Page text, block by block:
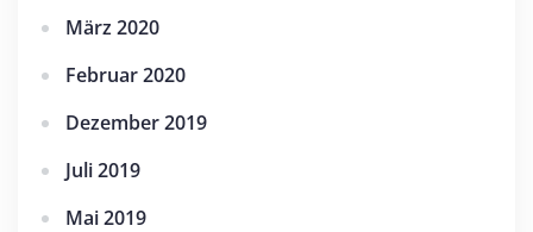
März 2020
Februar 2020
Dezember 2019
Juli 2019
Mai 2019